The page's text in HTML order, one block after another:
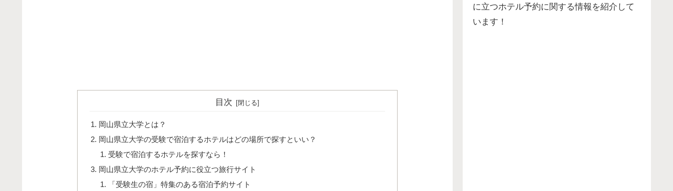
目次
岡山県立大学とは？
岡山県立大学の受験で宿泊するホテルはどの場所で探すといい？
受験で宿泊するホテルを探すなら！
岡山県立大学のホテル予約に役立つ旅行サイト
「受験生の宿」特集のある宿泊予約サイト
に立つホテル予約に関する情報を紹介して
います！